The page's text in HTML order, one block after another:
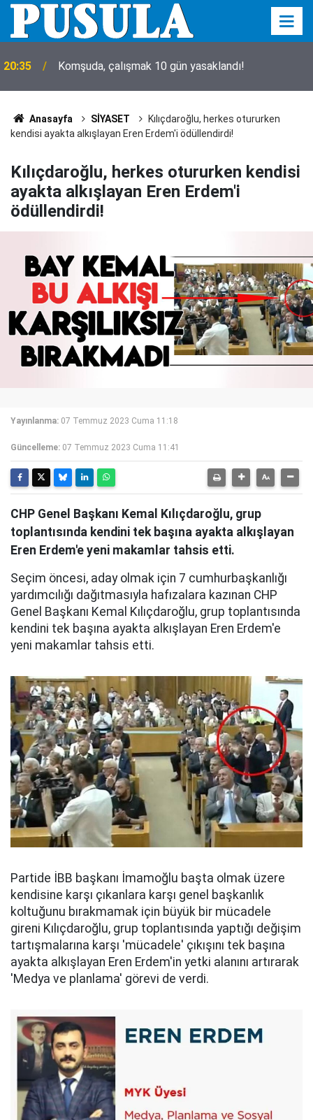
20:35 Komşuda, çalışmak 10 gün yasaklandı!
Anasayfa SİYASET
Kılıçdaroğlu, herkes otururken
kendisi ayakta alkışlayan Eren Erdem'i ödüllendirdi!
Kılıçdaroğlu, herkes otururken kendisi
ayakta alkışlayan Eren Erdem'i
ödüllendirdi!
Yayınlanma: 07 Temmuz 2023 Cuma 11:18
Güncelleme: 07 Temmuz 2023 Cuma 11:41
CHP Genel Başkanı Kemal Kılıçdaroğlu, grup
toplantısında kendini tek başına ayakta alkışlayan
Eren Erdem'e yeni makamlar tahsis etti.
Seçim öncesi, aday olmak için 7 cumhurbaşkanlığı
yardımcılığı dağıtmasıyla hafızalara kazınan CHP
Genel Başkanı Kemal Kılıçdaroğlu, grup toplantısında
kendini tek başına ayakta alkışlayan Eren Erdem'e
yeni makamlar tahsis etti.
Partide İBB başkanı İmamoğlu başta olmak üzere
kendisine karşı çıkanlara karşı genel başkanlık
koltuğunu bırakmamak için büyük bir mücadele
gireni Kılıçdaroğlu, grup toplantısında yaptığı değişim
tartışmalarına karşı 'mücadele' çıkışını tek başına
ayakta alkışlayan Eren Erdem'in yetki alanını artırarak
'Medya ve planlama' görevi de verdi.